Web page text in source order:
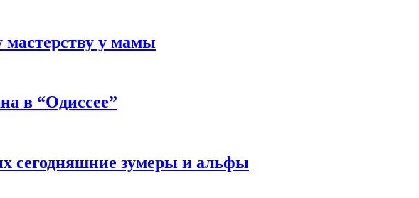
мастерству у мамы
в “Одиссее”
сегодняшние зумеры и альфы